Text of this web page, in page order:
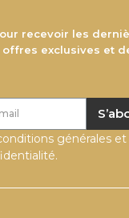
recevoir les
offres exclusives et
générales et